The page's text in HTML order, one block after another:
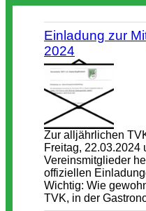
Einladung zur
2024
Zur alljährlichen
Freitag, 22.03.2024
Vereinsmitglieder
offiziellen
Wichtig: Wie
TVK, in der